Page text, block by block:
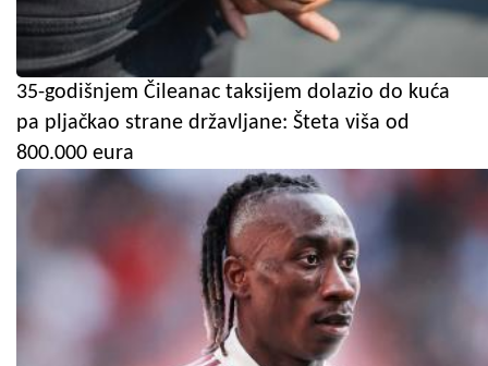
35-godišnjem Čileanac taksijem dolazio do kuća
pa pljačkao strane državljane: Šteta viša od
800.000 eura